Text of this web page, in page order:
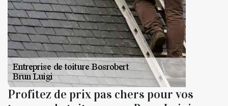
Profitez de prix pas chers pour vos